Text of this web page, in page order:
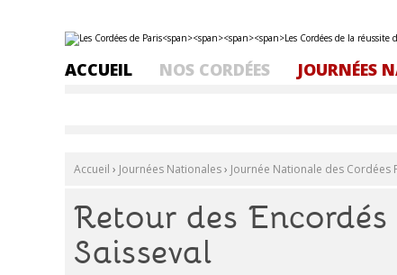
Aller
au
contenu.
|
Outils
personnels
ACCUEIL NOS CORDÉES JOURNÉES
Accueil › Journées Nationales› Journée Nationale des Cordées
Retour des
Saisseval